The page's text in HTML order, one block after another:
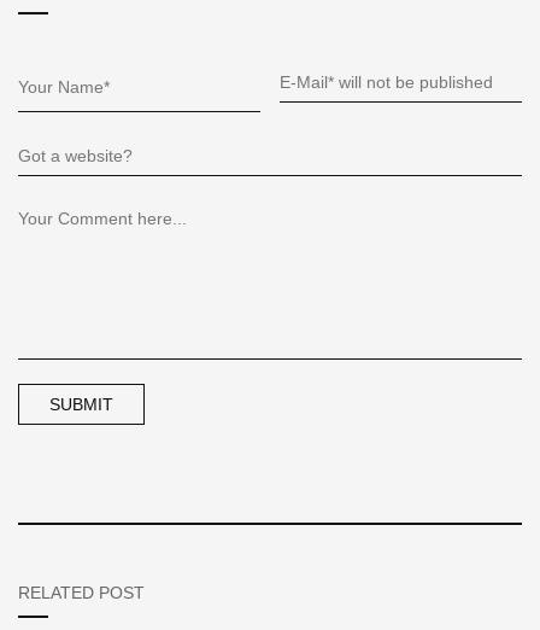
RELATED POST